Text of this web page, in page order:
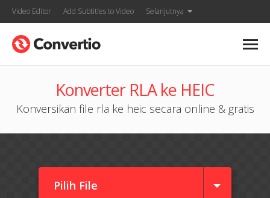
Video Editor Add Subtitles to Video Selanjutnya
Konverter RLA ke HEIC
Konversikan file rla ke heic secara online & gratis
Pilih File